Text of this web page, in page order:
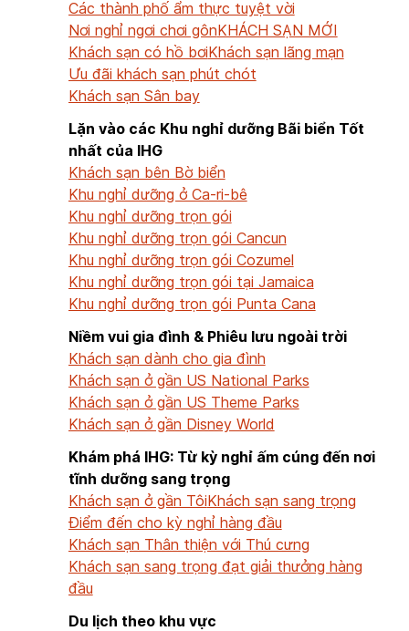
Các thành phố ẩm thực tuyệt vời
Nơi nghỉ ngơi chơi gônKHÁCH SẠN MỚI
Khách sạn có hồ bơiKhách sạn lãng mạn
Ưu đãi khách sạn phút chót
Khách sạn Sân bay
Lặn vào các Khu nghỉ dưỡng Bãi biển Tốt
nhất của IHG
Khách sạn bên Bờ biển
Khu nghỉ dưỡng ở Ca-ri-bê
Khu nghỉ dưỡng trọn gói
Khu nghỉ dưỡng trọn gói Cancun
Khu nghỉ dưỡng trọn gói Cozumel
Khu nghỉ dưỡng trọn gói tại Jamaica
Khu nghỉ dưỡng trọn gói Punta Cana
Niềm vui gia đình & Phiêu lưu ngoài trời
Khách sạn dành cho gia đình
Khách sạn ở gần US National Parks
Khách sạn ở gần US Theme Parks
Khách sạn ở gần Disney World
Khám phá IHG: Từ kỳ nghỉ ấm cúng đến nơi
tĩnh dưỡng sang trọng
Khách sạn ở gần TôiKhách sạn sang trọng
Điểm đến cho kỳ nghỉ hàng đầu
Khách sạn Thân thiện với Thú cưng
Khách sạn sang trọng đạt giải thưởng hàng
đầu
Du lịch theo khu vực